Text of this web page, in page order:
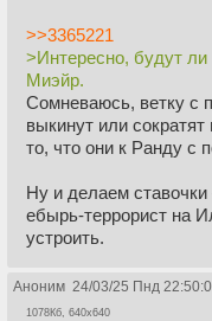
>>3365221
>Интересно, будут
Миэйр.
Сомневаюсь, ветку с
выкинут или
то, что они к Ранду с
Ну и делаем
ебырь-террорист на
устроить.
Аноним 24/03/25 Пнд
1078Кб, 640x640